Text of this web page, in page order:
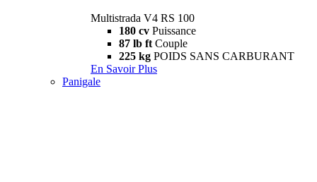
Multistrada V4 RS 100
180 cv Puissance
87 lb ft Couple
225 kg POIDS SANS CARBURANT
En Savoir Plus
Panigale